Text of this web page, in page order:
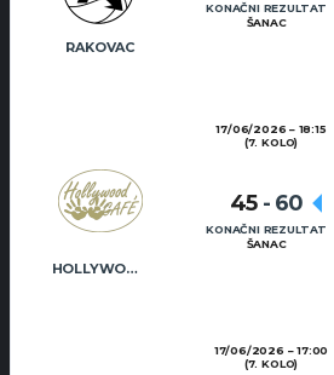
RAKOVAC
KONAČNI REZULTAT
ŠANAC
17/06/2026
18:15
(7. KOLO)
HOLLYWOOD CAFÉ
45 - 60
KONAČNI REZULTAT
ŠANAC
17/06/2026
17:00
(7. KOLO)